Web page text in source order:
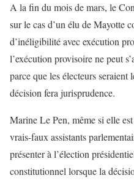
A la fin du mois de mars, le
sur le cas d’un élu de Mayotte
d’inéligibilité avec exécution
l’exécution provisoire ne peut
parce que les électeurs seraient
décision fera jurisprudence.
Marine Le Pen, même si elle
vrais-faux assistants
présenter à l’élection
constitutionnel lorsque la